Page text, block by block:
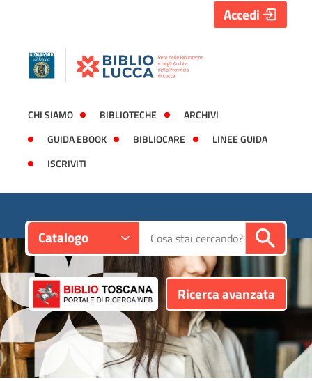
CHI SIAMO BIBLIOTECHE
ARCHIVI
GUIDA EBOOK
BIBLIOCARE
LINEE GUIDA
ISCRIVITI
Accedi
Catalogo Cerca su "Catalogo"
Ricerca avanzata